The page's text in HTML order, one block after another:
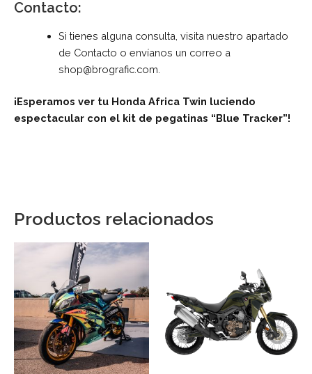
Contacto:
Si tienes alguna consulta, visita nuestro apartado
de Contacto o envíanos un correo a
shop@brografic.com
¡Esperamos ver tu Honda Africa Twin luciendo
espectacular con el kit de pegatinas “Blue Tracker”!
Productos relacionados